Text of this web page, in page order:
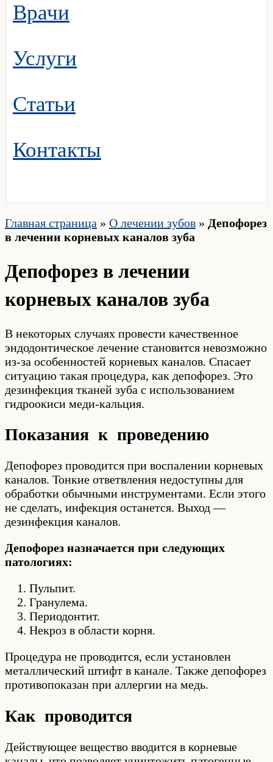
Врачи
Услуги
Статьи
Контакты
Главная страница » О лечении зубов » Депофорез
в лечении корневых каналов зуба
Депофорез в лечении
корневых каналов зуба
В некоторых случаях провести качественное
эндодонтическое лечение становится невозможно
из-за особенностей корневых каналов. Спасает
ситуацию такая процедура, как депофорез. Это
дезинфекция тканей зуба с использованием
гидроокиси меди-кальция.
Показания к проведению
Депофорез проводится при воспалении корневых
каналов. Тонкие ответвления недоступны для
обработки обычными инструментами. Если этого
не сделать, инфекция останется. Выход —
дезинфекция каналов.
Депофорез назначается при следующих
патологиях:
Пульпит.
Гранулема.
Периодонтит.
Некроз в области корня.
Процедура не проводится, если установлен
металлический штифт в канале. Также депофорез
противопоказан при аллергии на медь.
Как проводится
Действующее вещество вводится в корневые